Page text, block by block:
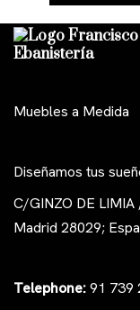
Ebanistería
Muebles a Medida
Diseñamos tus
C/GINZO DE
Madrid 28029;
Telephone:91 739